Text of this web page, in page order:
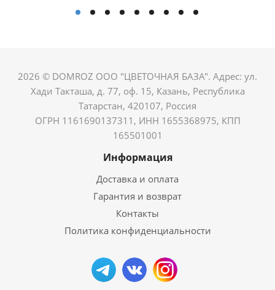
2026 © DOMROZ ООО "ЦВЕТОЧНАЯ БАЗА". Адрес: ул.
Хади Такташа, д. 77, оф. 15, Казань, Республика
Татарстан, 420107, Россия
ОГРН 1161690137311, ИНН 1655368975, КПП
165501001
Информация
Доставка и оплата
Гарантия и возврат
Контакты
Политика конфиденциальности